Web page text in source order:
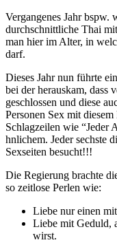
Vergangenes Jahr bspw.
durchschnittliche Thai
man hier im Alter, in
darf.
Dieses Jahr nun führte
bei der herauskam, dass
geschlossen und diese
Personen Sex mit
Schlagzeilen wie “Jeder
hnlichem. Jeder sechste
Sexseiten besucht!!!
Die Regierung brachte
so zeitlose Perlen wie:
Liebe nur einen
Liebe mit Geduld,
wirst.